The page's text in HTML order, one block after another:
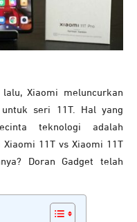
Xiaomi meluncurkan
seri 11T. Hal yang
teknologi adalah
11T vs Xiaomi 11T
Doran Gadget telah